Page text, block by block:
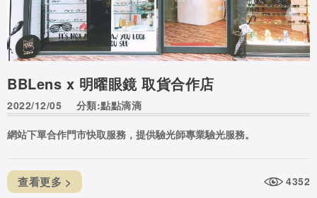
BBLens x 明曜眼鏡 取貨合作店
2022/12/05 分類:點點滴滴
網站下單合作門市快取服務，提供驗光師專業驗光服務。
查看更多 > 4352